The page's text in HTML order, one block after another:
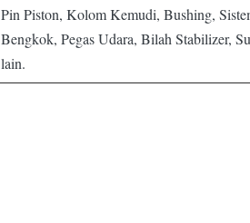
Pin Piston, Kolom Kemudi, Bushing,
Bengkok, Pegas Udara, Bilah Stabilizer,
lain.